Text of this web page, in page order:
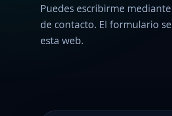
Puedes escribirme
de contacto. El formulario
esta web.